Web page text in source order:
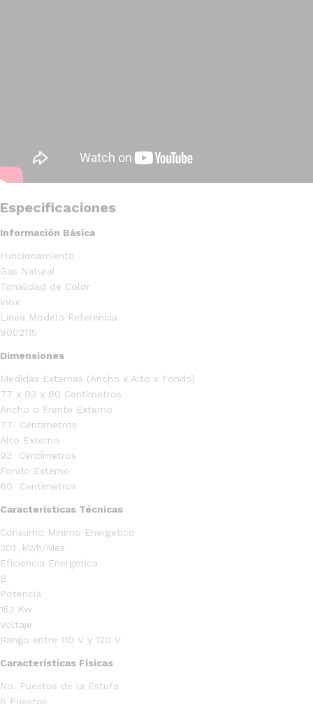
Especificaciones
Información Básica
Funcionamiento
Gas Natural
Tonalidad de Color
Inox
Linea Modelo Referencia
9002115
Dimensiones
Medidas Externas (Ancho x Alto x Fondo)
77 x 93 x 60 Centímetros
Ancho o Frente Externo
77 Centímetros
Alto Externo
93 Centímetros
Fondo Externo
60 Centímetros
Características Técnicas
Consumo Minimo Energetico
301 kWh/Mes
Eficiencia Energetica
B
Potencia
15,1 Kw
Voltaje
Rango entre 110 V y 120 V
Características Físicas
No. Puestos de la Estufa
6 Puestos